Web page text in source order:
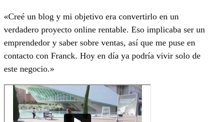
«Creé un blog y mi objetivo era convertirlo en un
verdadero proyecto online rentable. Eso implicaba ser un
emprendedor y saber sobre ventas, así que me puse en
contacto con Franck. Hoy en día ya podría vivir solo de
este negocio.»